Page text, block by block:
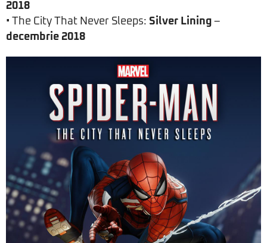
2018
• The City That Never Sleeps: Silver Lining –
decembrie 2018